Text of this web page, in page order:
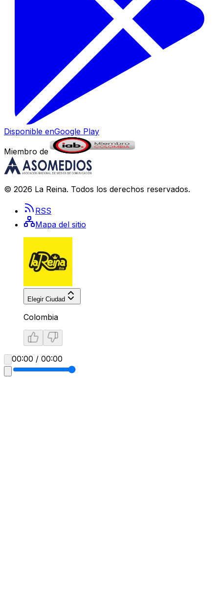
Disponible enGoogle Play
Miembro de
© 2026 La Reina. Todos los derechos reservados.
RSS
Mapa del sitio
Elegir Ciudad
Colombia
00:00 / 00:00